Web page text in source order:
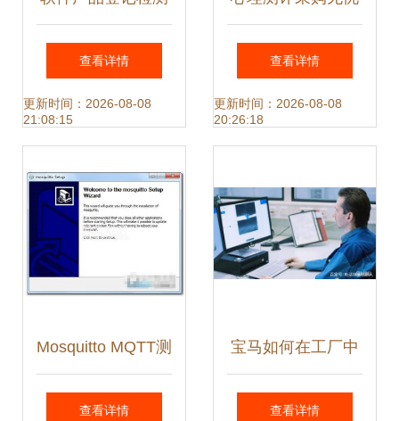
报告 即征即退申报
成功的关键材料
查看详情
更新时间：2026-08-08
21:08:15
心，专业售后护航
每一步
查看详情
更新时间：2026-08-08
20:26:18
Mosquitto MQTT测
试服务器v1.4.11官
查看详情
宝马如何在工厂中
精准落子 揭秘人工
查看详情